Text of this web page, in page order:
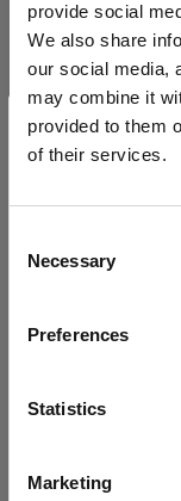
provide social
We also share
our social media,
may combine it
provided to them
of their services.
Selection
Necessary
Preferences
Statistics
Marketing
Möchten
Cyprus
Sprache
Clic Magnum